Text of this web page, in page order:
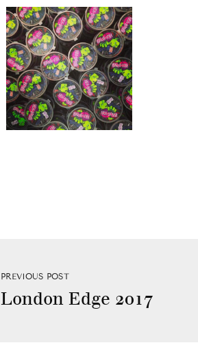
PREVIOUS POST
London Edge 2017